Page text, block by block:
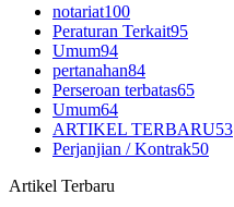
notariat100
Peraturan Terkait95
Umum94
pertanahan84
Perseroan terbatas65
Umum64
ARTIKEL TERBARU53
Perjanjian / Kontrak50
Artikel Terbaru